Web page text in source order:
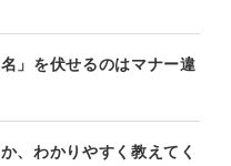
」を伏せるのはマナー違
、わかりやすく教えてく